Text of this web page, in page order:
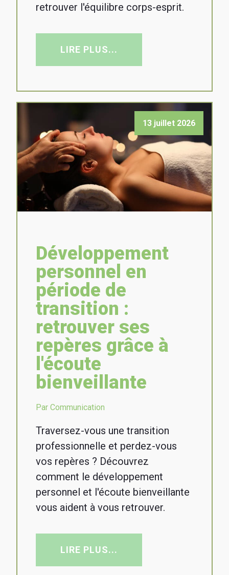
retrouver l'équilibre corps-esprit.
LIRE PLUS...
13 juillet 2026
Développement
personnel en
période de
transition :
retrouver ses
repères grâce à
l'écoute
bienveillante
Par Communication
Traversez-vous une transition
professionnelle et perdez-vous
vos repères ? Découvrez
comment le développement
personnel et l'écoute bienveillante
vous aident à vous retrouver.
LIRE PLUS...